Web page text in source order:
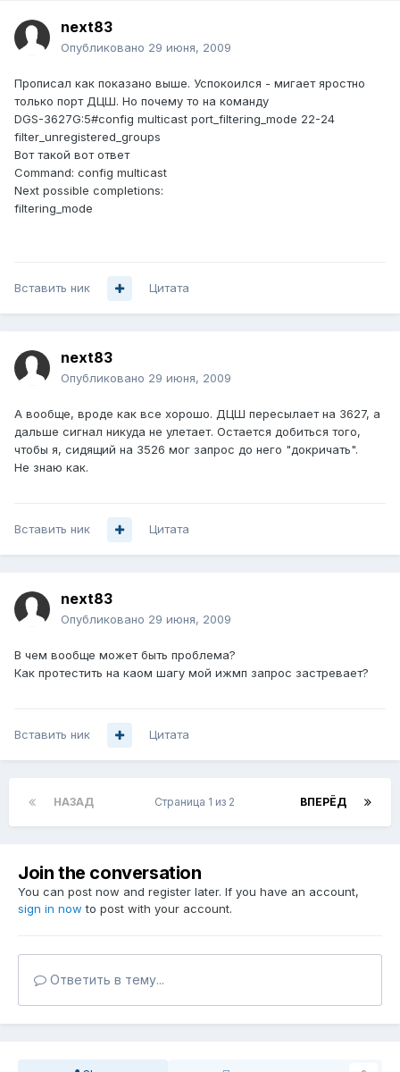
next83
Опубликовано 29 июня, 2009
Прописал как показано выше. Успокоился - мигает яростно
только порт ДЦШ. Но почему то на команду
DGS-3627G:5#config multicast port_filtering_mode 22-24
filter_unregistered_groups
Вот такой вот ответ
Command: config multicast
Next possible completions:
filtering_mode
Вставить ник Цитата
next83
Опубликовано 29 июня, 2009
А вообще, вроде как все хорошо. ДЦШ пересылает на 3627, а
дальше сигнал никуда не улетает. Остается добиться того,
чтобы я, сидящий на 3526 мог запрос до него "докричать".
Не знаю как.
Вставить ник Цитата
next83
Опубликовано 29 июня, 2009
В чем вообще может быть проблема?
Как протестить на каом шагу мой ижмп запрос застревает?
Вставить ник Цитата
НАЗАД ВПЕРЁД
Страница 1 из 2
Join the conversation
You can post now and register later. If you have an account,
sign in now to post with your account.
Ответить в тему...